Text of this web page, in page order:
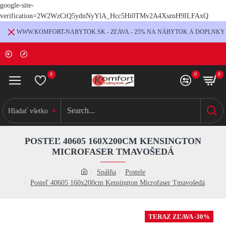
google-site-
verification=2W2WzCtQ5ydnNyYlA_Hcc5Hi0TMv2A4XsznH9ILFAxQ
WWW.KOMFORT-NABYTOK.SK - ZĽAVA - 25% NA NÁBYTOK A DOPLNKY
0 0 0
Hladať všetko
Spálňa
Postele
Posteľ 40605 160x200cm Kensington Microfaser Tmavošedá
POSTEĽ 40605 160X200CM KENSINGTON
MICROFASER TMAVOŠEDÁ
TERAZ ZĽAVA -30%